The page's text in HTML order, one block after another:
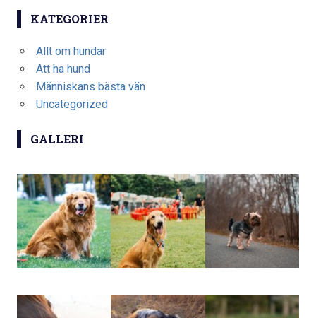
KATEGORIER
Allt om hundar
Att ha hund
Människans bästa vän
Uncategorized
GALLERI